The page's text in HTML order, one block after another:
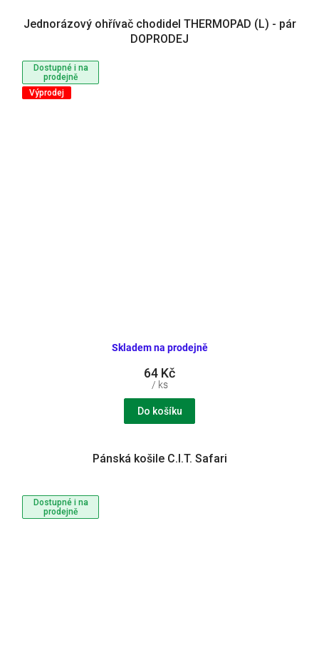
Dostupné i na
prodejně
Výprodej
Jednorázový ohřívač chodidel THERMOPAD (L) - pár
DOPRODEJ
Skladem na prodejně
64 Kč
/ ks
Do košíku
Dostupné i na
prodejně
Pánská košile C.I.T. Safari